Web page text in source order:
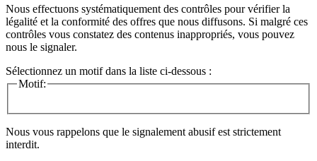
Nous effectuons systématiquement des contrôles pour vérifier la
légalité et la conformité des offres que nous diffusons. Si malgré ces
contrôles vous constatez des contenus inappropriés, vous pouvez
nous le signaler.
Sélectionnez un motif dans la liste ci-dessous :
Motif:
Nous vous rappelons que le signalement abusif est strictement
interdit.